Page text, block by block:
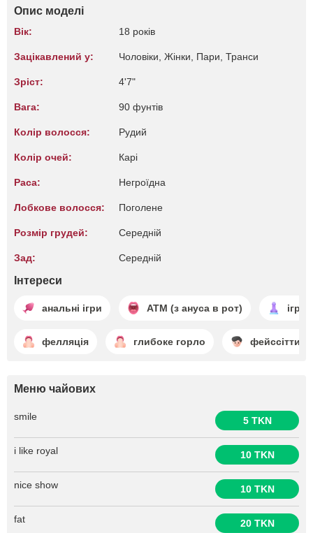
Опис моделі
Вік: 18 років
Зацікавлений у: Чоловіки, Жiнки, Пари, Транси
Зріст: 4'7"
Вага: 90 фунтів
Колір волосся: Рудий
Колір очей: Карі
Раса: Негроїдна
Лобкове волосся: Поголене
Розмір грудей: Середній
Зад: Середній
Інтереси
анальні ігри ATM (з ануса в рот) ігри
фелляція глибоке горло фейссіттинг
Меню чайових
smile 5 TKN
i like royal 10 TKN
nice show 10 TKN
fat 20 TKN